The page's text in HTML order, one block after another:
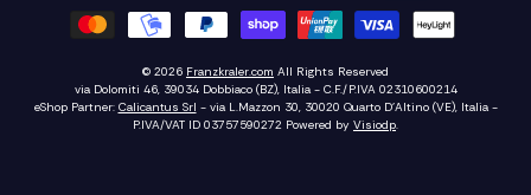
© 2026 Franzkraler.com All Rights Reserved
via Dolomiti 46, 39034 Dobbiaco (BZ), Italia - C.F./P.IVA 02310600214
eShop Partner: Calicantus Srl - via L.Mazzon 30, 30020 Quarto D'Altino (VE), Italia -
P.IVA/VAT ID 03757590272 Powered by Visiodp.